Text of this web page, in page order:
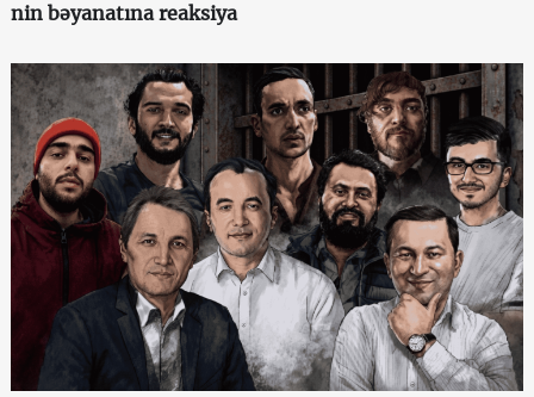
nin bəyanatına reaksiya